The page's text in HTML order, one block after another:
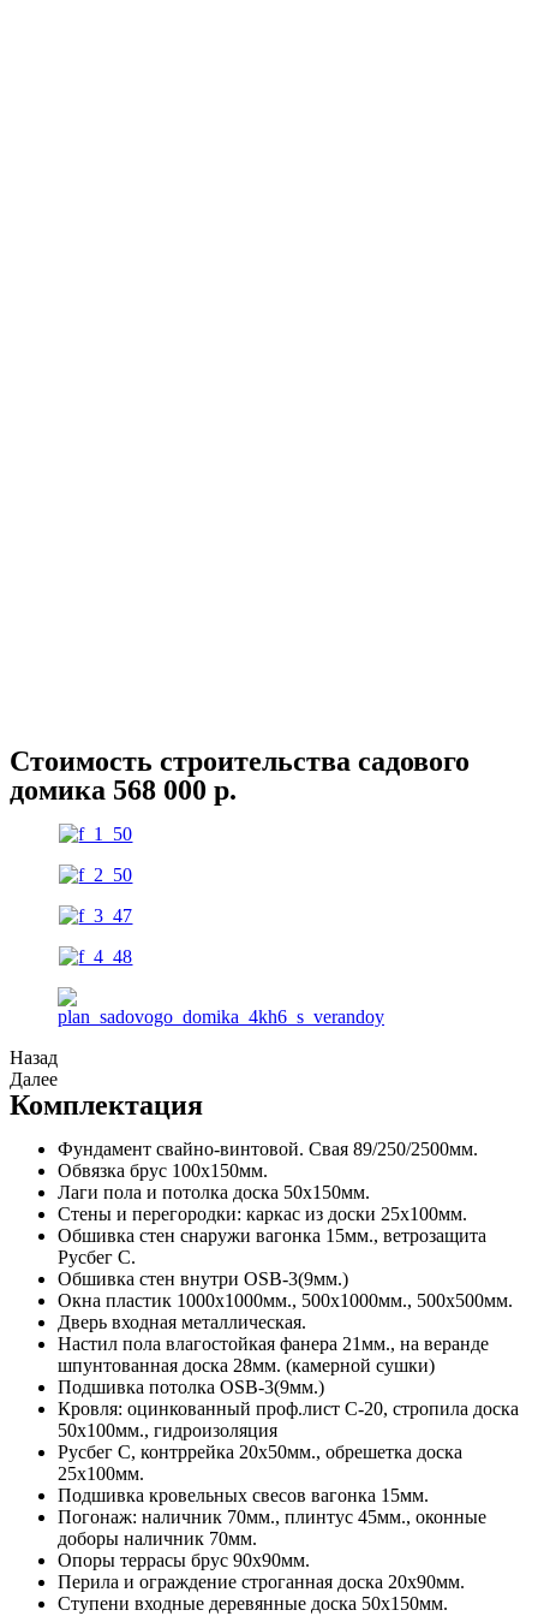
Стоимость строительства садового
домика 568 000 р.
Назад
Далее
Комплектация
Фундамент свайно-винтовой. Свая 89/250/2500мм.
Обвязка брус 100х150мм.
Лаги пола и потолка доска 50х150мм.
Стены и перегородки: каркас из доски 25х100мм.
Обшивка стен снаружи вагонка 15мм., ветрозащита
Русбег С.
Обшивка стен внутри OSB-3(9мм.)
Окна пластик 1000х1000мм., 500х1000мм., 500х500мм.
Дверь входная металлическая.
Настил пола влагостойкая фанера 21мм., на веранде
шпунтованная доска 28мм. (камерной сушки)
Подшивка потолка OSB-3(9мм.)
Кровля: оцинкованный проф.лист С-20, стропила доска
50х100мм., гидроизоляция
Русбег С, контррейка 20х50мм., обрешетка доска
25х100мм.
Подшивка кровельных свесов вагонка 15мм.
Погонаж: наличник 70мм., плинтус 45мм., оконные
доборы наличник 70мм.
Опоры террасы брус 90х90мм.
Перила и ограждение строганная доска 20х90мм.
Ступени входные деревянные доска 50х150мм.